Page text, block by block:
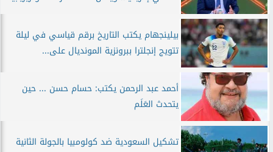
بيلينجهام يكتب التاريخ برقم قياسي في ليلة
تتويج إنجلترا ببرونزية المونديال على...
أحمد عبد الرحمن يكتب: حسام حسن ... حين
يتحدث العَلَم
تشكيل السعودية ضد كولومبيا بالجولة الثانية